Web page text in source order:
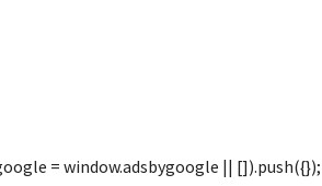
= window.adsbygoogle || []).push({});